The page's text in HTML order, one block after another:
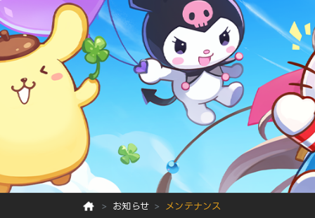
お知らせ メンテナンス